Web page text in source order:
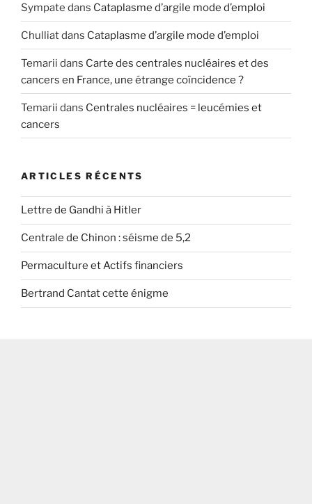
Sympate dans Cataplasme d’argile mode d’emploi
Chulliatdans Cataplasme d’argile mode d’emploi
Temarii dans Carte des centrales nucléaires et des
cancers en France, une étrange coïncidence ?
Temarii dans Centrales nucléaires = leucémies et
cancers
ARTICLES RÉCENTS
Lettre de Gandhi à Hitler
Centrale de Chinon : séisme de 5,2
Permaculture et Actifs financiers
Bertrand Cantat cette énigme